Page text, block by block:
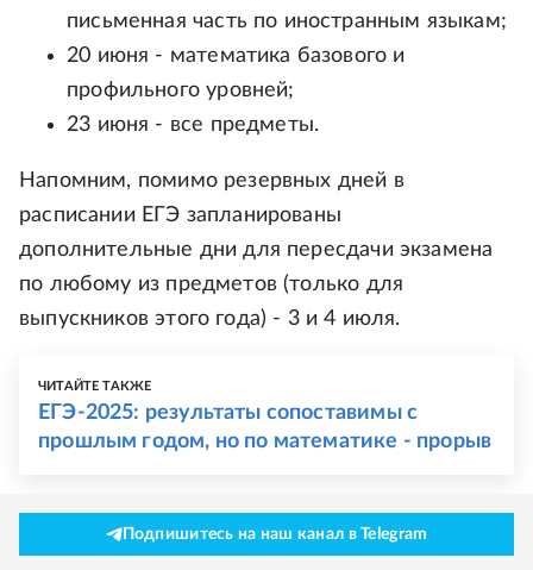
письменная часть по иностранным языкам;
20 июня - математика базового и
профильного уровней;
23 июня - все предметы.
Напомним, помимо резервных дней в
расписании ЕГЭ запланированы
дополнительные дни для пересдачи экзамена
по любому из предметов (только для
выпускников этого года) - 3 и 4 июля.
ЧИТАЙТЕ ТАКЖЕ
ЕГЭ-2025: результаты сопоставимы с
прошлым годом, но по математике - прорыв
Подпишитесь на наш канал в Telegram